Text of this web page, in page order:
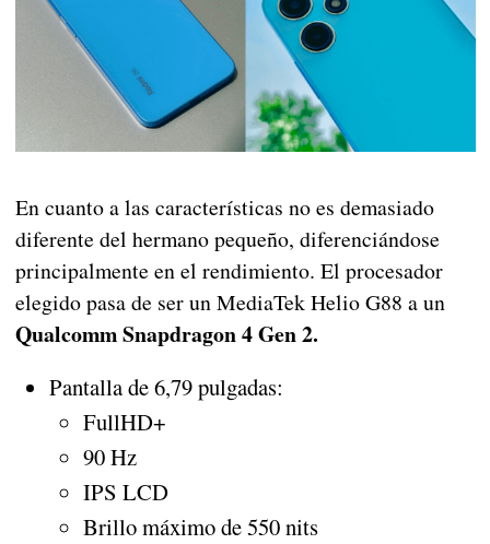
En cuanto a las características no es demasiado
diferente del hermano pequeño, diferenciándose
principalmente en el rendimiento. El procesador
elegido pasa de ser un MediaTek Helio G88 a un
Qualcomm Snapdragon 4 Gen 2.
Pantalla de 6,79 pulgadas:
FullHD+
90 Hz
IPS LCD
Brillo máximo de 550 nits